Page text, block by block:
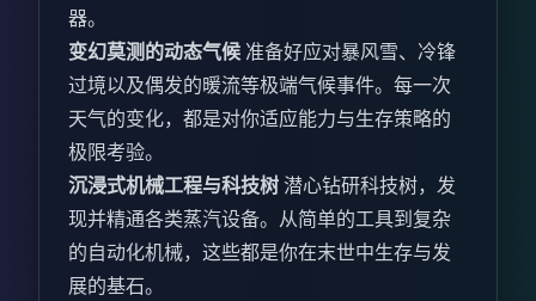
器。
变幻莫测的动态气候 准备好应对暴风雪、冷锋
过境以及偶发的暖流等极端气候事件。每一次
天气的变化，都是对你适应能力与生存策略的
极限考验。
沉浸式机械工程与科技树潜心钻研科技树，发
现并精通各类蒸汽设备。从简单的工具到复杂
的自动化机械，这些都是你在末世中生存与发
展的基石。